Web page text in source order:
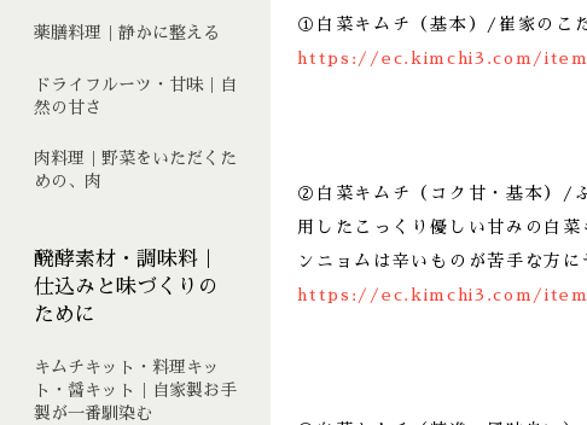
薬膳料理｜静かに整える
ドライフルーツ・甘味｜自
然の甘さ
肉料理｜野菜をいただくた
めの、肉
醗酵素材・調味料｜
仕込みと味づくりの
ために
キムチキット・料理キッ
ト・醤キット｜自家製お手
製が一番馴染む
①白菜キムチ（基本）/崔家のこ
https://ec.kimchi3.com/
②白菜キムチ（コク甘・基本）/
用したこっくり優しい甘みの白
ンニョムは辛いものが苦手な方に
https://ec.kimchi3.com/